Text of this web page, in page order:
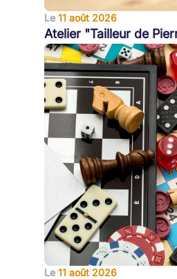
Le 11 août 2026
Atelier "Tailleur de
Le 11 août 2026